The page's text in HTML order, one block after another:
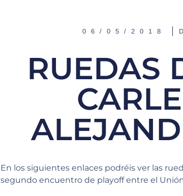
06/05/2018
RUEDAS
En los siguientes enlaces podréis ver las
segundo encuentro de playoff entre el